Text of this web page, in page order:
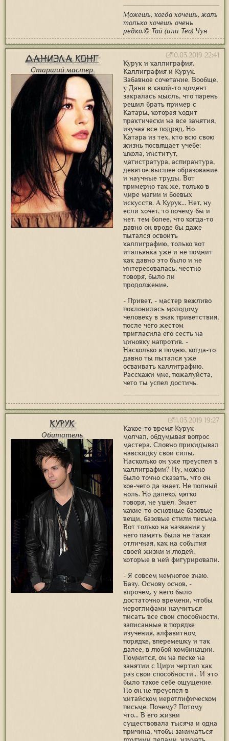
Можешь, когда хочешь, жаль
только хочешь очень
редко.© Тай (или Тео) Чун
Даниэла Конг
Старший мастер
10.03.2019 22:41
Курук и каллиграфия.
Каллиграфия и Курук.
Забавное сочетание. Вообще,
у Дани в какой-то момент
закралась мысль, что парень
решил брать пример с
Катары, которая ходит
практически на все занятия,
изучая все подряд. Но
Катара из тех, кто всю свою
жизнь посвящает учебе:
школа, институт,
магистратура, аспирантура,
девятое высшее образование
и научные труды. Вот
примерно так же, только в
мире магии и боевых
искусств. А Курук... Нет, ну
если хочет, то почему бы и
нет. тем более, что когда-то
давно он вроде бы даже
пытался освоить
каллиграфию, только вот
итальянка уже и не помнит
как давно это было и не
интересовалась, честно
говоря, было ли
продолжение.
- Привет, - мастер вежливо
поклонилась молодому
человеку в знак приветствия,
после чего жестом
пригласила его сесть на
циновку напротив. -
Насколько я помню, когда-то
давно ты пытался уже
осваивать каллиграфию.
Расскажи мне, пожалуйста,
чего ты успел достичь.
Курук
Обитатель
11.03.2019 19:27
Какое-то время Курук
молчал, обдумывая вопрос
мастера. Словно прикидывал
навскидку свои силы.
Насколько он уже преуспел в
каллиграфии? Ну, можно
было точно сказать, что он
кое-чего да знает. Не полный
ноль. Но далеко, мягко
говоря, не ушёл. Знает
какие-то основные базовые
вещи, базовые стили письма.
Вот только на названия у
него память была не такая
отличная, как на события
своей жизни и людей,
которые в ней фигурировали.
- Я совсем немногое знаю.
Базу. Основу основ, -
впрочем, у него было
достаточно времени, чтобы
иероглифами научиться
писать все свои способности,
записанные в порядке
изучения, алфавитном
порядке, вперемешку и так
далее, в любой комбинации.
Помнится, он на песке на
занятии с Цири чертил как
раз свои способности... И это
было такое себе ощущение.
Но он не преуспел в
китайском иероглифическом
письме. Почему? Потому
что... В его жизни
существовала тысяча и одна
причина, чтобы заниматься